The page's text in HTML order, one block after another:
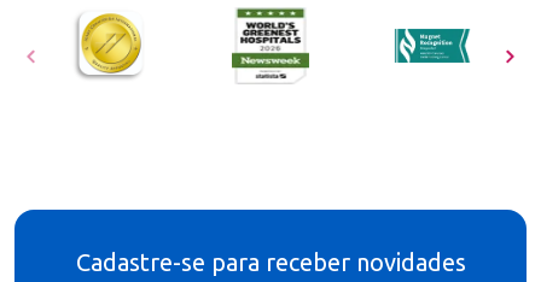
Cadastre-se para receber novidades